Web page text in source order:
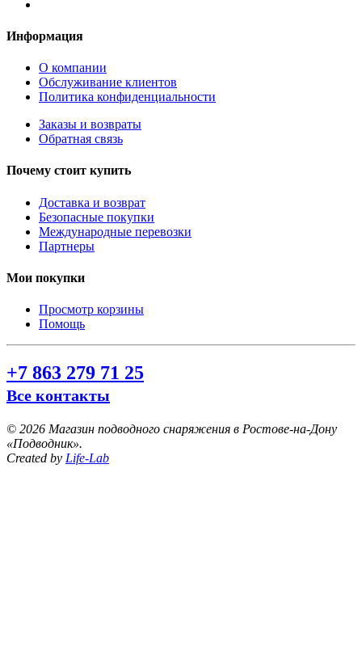
Информация
О компании
Обслуживание клиентов
Политика конфиденциальности
Заказы и возвраты
Обратная связь
Почему стоит купить
Доставка и возврат
Безопасные покупки
Международные перевозки
Партнеры
Мои покупки
Просмотр корзины
Помощь
+7 863 279 71 25
Все контакты
© 2026 Магазин подводного снаряжения в Ростове-на-Дону
«Подводник».
Created by Life-Lab